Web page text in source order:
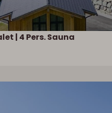
| 4 Pers. Sauna